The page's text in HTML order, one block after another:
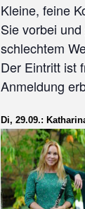
Kleine, feine
Sie vorbei
schlechtem
Der Eintritt ist
Anmeldung
Di, 29.09.: Katharin